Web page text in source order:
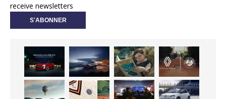
receive newsletters